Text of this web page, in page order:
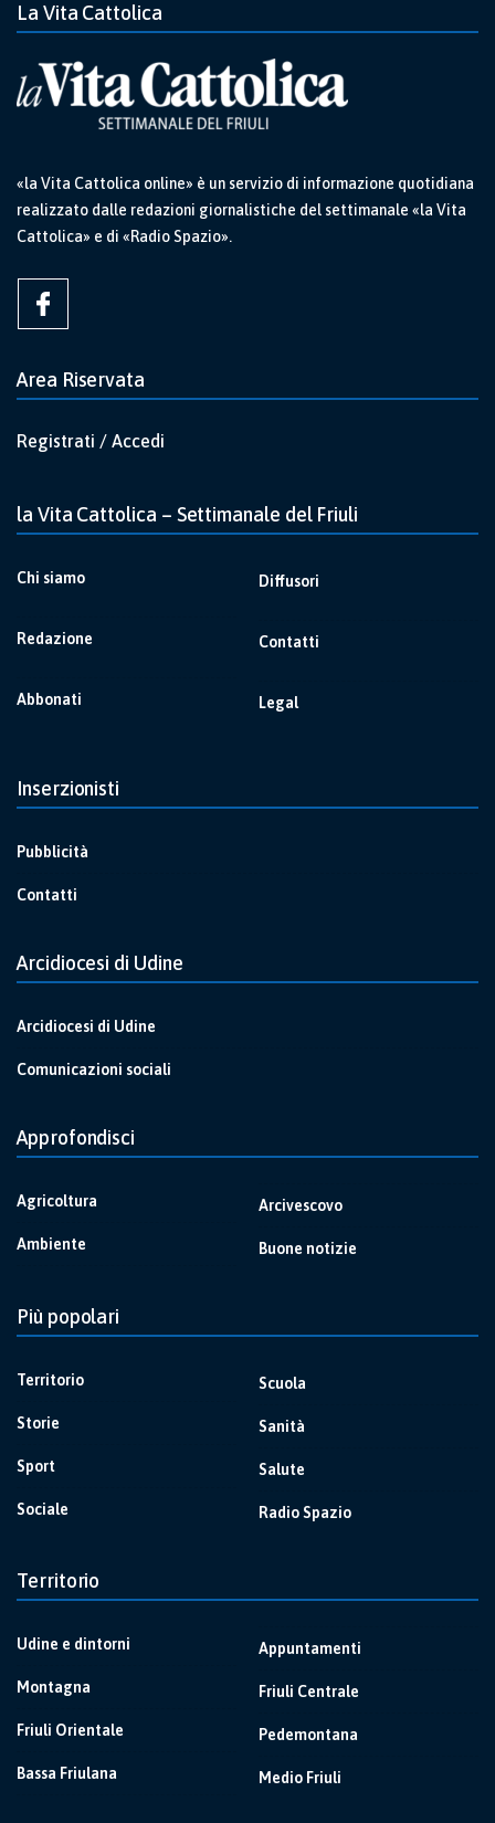
La Vita Cattolica
«la Vita Cattolica online» è un servizio di informazione quotidiana
realizzato dalle redazioni giornalistiche del settimanale «la Vita
Cattolica» e di «Radio Spazio».
Area Riservata
Registrati / Accedi
la Vita Cattolica – Settimanale del Friuli
Chi siamo
Redazione
Abbonati
Diffusori
Contatti
Legal
Inserzionisti
Pubblicità
Contatti
Arcidiocesi di Udine
Arcidiocesi di Udine
Comunicazioni sociali
Approfondisci
Agricoltura
Ambiente
Arcivescovo
Buone notizie
Più popolari
Territorio
Storie
Sport
Sociale
Scuola
Sanità
Salute
Radio Spazio
Territorio
Udine e dintorni
Montagna
Friuli Orientale
Bassa Friulana
Appuntamenti
Friuli Centrale
Pedemontana
Medio Friuli